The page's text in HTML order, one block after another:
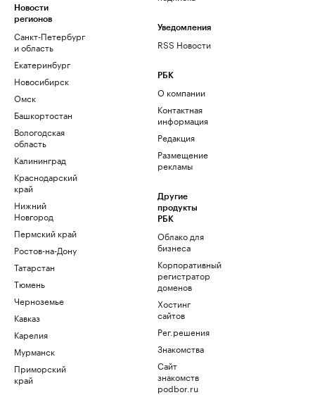
Новости
регионов
Санкт-Петербург
и область
Екатеринбург
Новосибирск
Омск
Башкортостан
Вологодская
область
Калининград
Краснодарский
край
Нижний
Новгород
Пермский край
Ростов-на-Дону
Татарстан
Тюмень
Черноземье
Кавказ
Карелия
Мурманск
Приморский
край
Уведомления
RSS Новости
РБК
О компании
Контактная
информация
Редакция
Размещение
рекламы
Другие
продукты
РБК
Облако для
бизнеса
Корпоративный
регистратор
доменов
Хостинг
сайтов
Рег.решения
Знакомства
Сайт
знакомств
podbor.ru